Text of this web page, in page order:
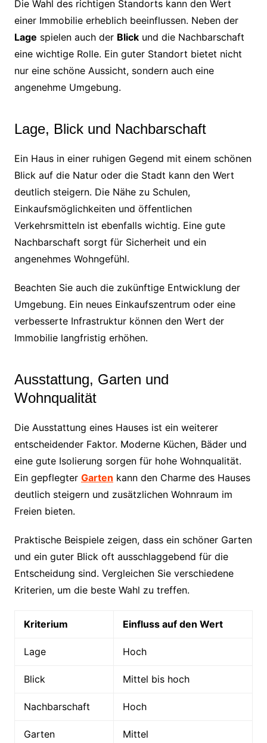
Die Wahl des richtigen Standorts kann den Wert
einer Immobilie erheblich beeinflussen. Neben der
Lage spielen auch der Blickund die Nachbarschaft
eine wichtige Rolle. Ein guter Standort bietet nicht
nur eine schöne Aussicht, sondern auch eine
angenehme Umgebung.
Lage, Blick und Nachbarschaft
Ein Haus in einer ruhigen Gegend mit einem schönen
Blick auf die Natur oder die Stadt kann den Wert
deutlich steigern. Die Nähe zu Schulen,
Einkaufsmöglichkeiten und öffentlichen
Verkehrsmitteln ist ebenfalls wichtig. Eine gute
Nachbarschaft sorgt für Sicherheit und ein
angenehmes Wohngefühl.
Beachten Sie auch die zukünftige Entwicklung der
Umgebung. Ein neues Einkaufszentrum oder eine
verbesserte Infrastruktur können den Wert der
Immobilie langfristig erhöhen.
Ausstattung, Garten und
Wohnqualität
Die Ausstattung eines Hauses ist ein weiterer
entscheidender Faktor. Moderne Küchen, Bäder und
eine gute Isolierung sorgen für hohe Wohnqualität.
Ein gepflegter Garten kann den Charme des Hauses
deutlich steigern und zusätzlichen Wohnraum im
Freien bieten.
Praktische Beispiele zeigen, dass ein schöner Garten
und ein guter Blick oft ausschlaggebend für die
Entscheidung sind. Vergleichen Sie verschiedene
Kriterien, um die beste Wahl zu treffen.
Kriterium Einfluss auf den Wert
Lage Hoch
Blick Mittel bis hoch
Nachbarschaft Hoch
Garten Mittel